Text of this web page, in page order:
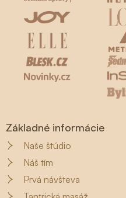
Základné informácie
Naše štúdio
Náš tím
Prvá návšteva